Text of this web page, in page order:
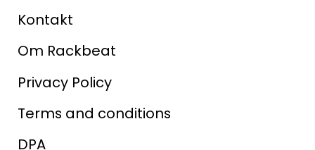
Kontakt
Om Rackbeat
Privacy Policy
Terms and conditions
DPA